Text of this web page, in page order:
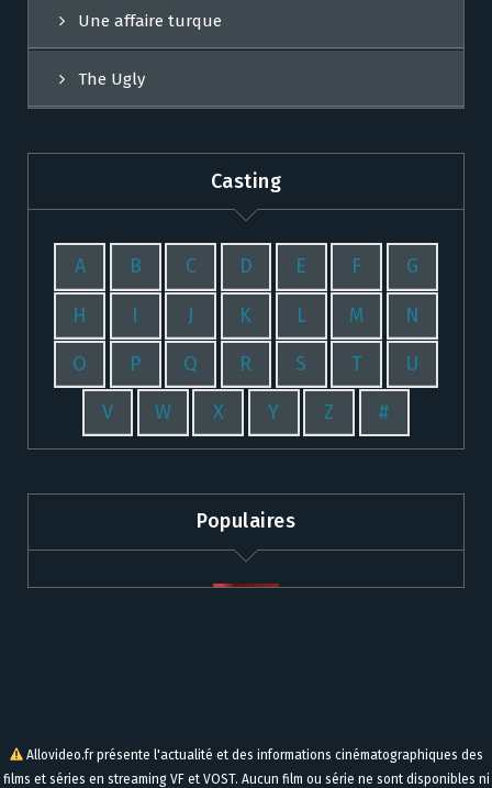
Une affaire turque
The Ugly
Casting
A B C D E F G
H I J K L M N
O P Q R S T U
V W X Y Z #
Populaires
Allovideo.fr présente l'actualité et des informations cinématographiques des
films et séries en streaming VF et VOST. Aucun film ou série ne sont disponibles ni